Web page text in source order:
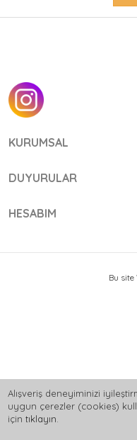
KURUMSAL
DUYURULAR
HESABIM
Bu site
Alışveriş deneyiminizi
uygun çerezler (cookies)
için tıklayın